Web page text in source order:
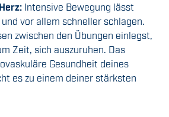
Intensive Bewegung lässt
vor allem schneller schlagen.
zwischen den Übungen einlegst,
Zeit, sich auszuruhen. Das
Gesundheit deines
es zu einem deiner stärksten